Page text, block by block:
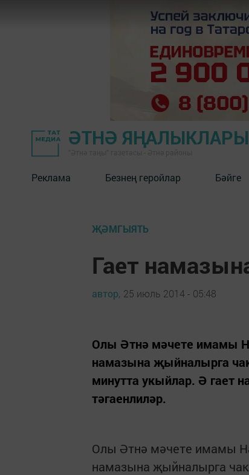
ӘТНӘ ЯҢАЛЫКЛАРЫ
Реклама Безнең геройлар Бәйге
ҖӘМГЫЯТЬ
Гает
автор, 25 июль 2014 - 05:48
Олы Әтнә мәчете имамы
намазына җыйналырга
минутта укыйлар. Ә гает
тәгаенлиләр.
Олы Әтнә мәчете имамы
намазына җыйналырга